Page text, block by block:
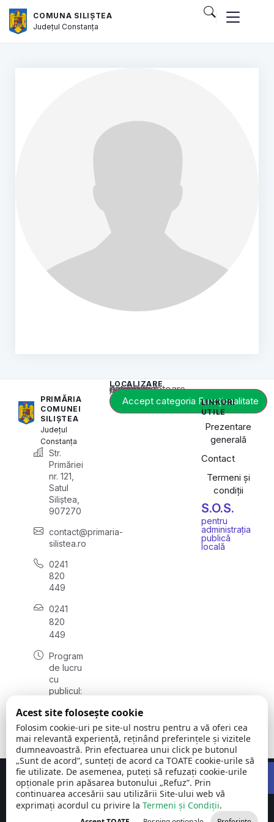
COMUNA SILIȘTEA
JudețulConstanța
PRIMĂRIA
COMUNEI
SILIȘTEA
Județul
Constanța
Str.
Primăriei
nr. 121,
Satul
Siliștea,
907270
contact@primaria-
silistea.ro
0241
820
449
0241
820
449
Program
de lucru
cu
publicul:
vineri
08:00 –
16:00
LOCALIZARE
Acest conținut este blocat până când acceptați categoria corespunzătoare de cookie-uri.
Accept categoria Funcționalitate
LINKURI
UTILE
Prezentare
generală
Contact
Termeni și
condiții
S.O.S.
pentru
administrația
publică
locală
Comuna Siliștea©
2026
Toate
drepturile
Concept realizat deBig Media Relații Publice SRL
Acest site folosește cookie
Folosim cookie-uri pe site-ul nostru pentru a vă oferi cea
mai relevantă experiență, reținând preferințele și vizitele
dumneavoastră. Prin efectuarea unui click pe butonul
„Sunt de acord”, sunteți de acord ca TOATE cookie-urile să
fie utilizate. De asemenea, puteți să refuzați cookie-urile
opționale prin apăsarea butonului „Refuz”. Prin
continuarea accesării sau utilizării Site-ului web vă
exprimați acordul cu privire la Termeni și Condiții.